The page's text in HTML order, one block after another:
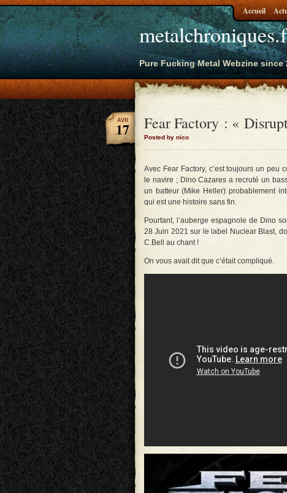
Pure Fucking Metal Webzine since
Accueil
Fear Factory : «
Posted by nico
AVR
17
Avec Fear Factory, c’est toujours un peu
le navire ; Dino Cazares a recruté un
un batteur (Mike Heller) probablement
qui est une histoire sans fin.
Pourtant, l’auberge espagnole de Dino
28 Juin 2021 sur le label Nuclear Blast,
C.Bell au chant !
On vous avait dit que c’était compliqué.